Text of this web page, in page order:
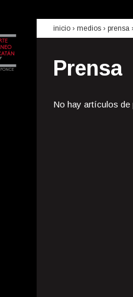
inicio › medios › prensa
Prensa
No hay artículos de